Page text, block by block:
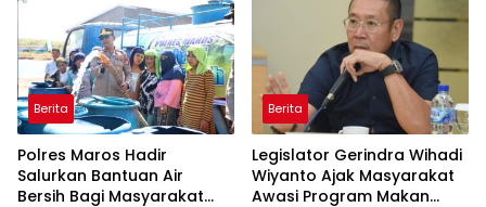
Belitung
Masyarakat
Berita
Polres Maros Hadir
Salurkan Bantuan Air
Bersih Bagi Masyarakat
Berita
Legislator Gerindra Wihadi
Wiyanto Ajak Masyarakat
Awasi Program Makan